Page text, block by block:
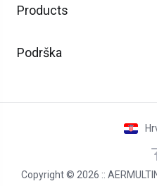
Products
Podrška
Copyright © 2026 ::